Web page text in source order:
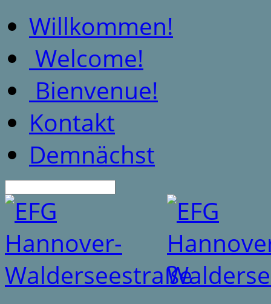
Willkommen!
Welcome!
Bienvenue!
Kontakt
Demnächst